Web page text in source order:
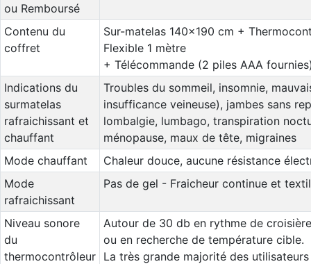
ou Remboursé
Contenu du
coffret
Sur-matelas 140x190 cm +
Flexible 1 mètre
+ Télécommande (2 piles AAA
Indications du
surmatelas
rafraichissant et
chauffant
Troubles du sommeil, insomnie,
insufficance veineuse), jambes sans
lombalgie, lumbago, transpiration
ménopause, maux de tête, migraines
Mode chauffant
Chaleur douce, aucune résistance
Mode
rafraichissant
Pas de gel - Fraicheur continue et
Niveau sonore
du
thermocontrôleur
Autour de 30 db en rythme de
ou en recherche de température cible.
La très grande majorité des